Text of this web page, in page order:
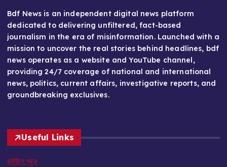
Bdf News is an independent digital news platform
dedicated to delivering unfiltered, fact-based
journalism in the era of misinformation. Launched with a
mission to uncover the real stories behind headlines, bdf
news operates as a website and YouTube channel,
providing 24/7 coverage of national and international
news, politics, current affairs, investigative reports, and
groundbreaking exclusives.
Useful Links
ब्रेकिंग न्यूज़